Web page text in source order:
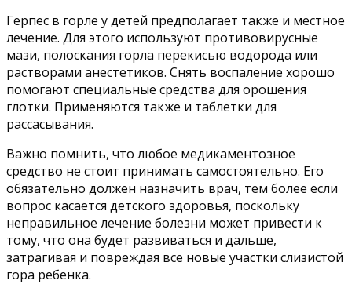
Герпес в горле у детей предполагает также и местное
лечение. Для этого используют противовирусные
мази, полоскания горла перекисью водорода или
растворами анестетиков. Снять воспаление хорошо
помогают специальные средства для орошения
глотки. Применяются также и таблетки для
рассасывания.
Важно помнить, что любое медикаментозное
средство не стоит принимать самостоятельно. Его
обязательно должен назначить врач, тем более если
вопрос касается детского здоровья, поскольку
неправильное лечение болезни может привести к
тому, что она будет развиваться и дальше,
затрагивая и повреждая все новые участки слизистой
гора ребенка.